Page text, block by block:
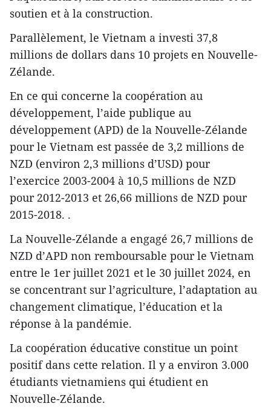
soutien et à la construction.
Parallèlement, le Vietnam a investi 37,8
millions de dollars dans 10 projets en Nouvelle-
Zélande.
En ce qui concerne la coopération au
développement, l’aide publique au
développement (APD) de la Nouvelle-Zélande
pour le Vietnam est passée de 3,2 millions de
NZD (environ 2,3 millions d’USD) pour
l’exercice 2003-2004 à 10,5 millions de NZD
pour 2012-2013 et 26,66 millions de NZD pour
2015-2018. .
La Nouvelle-Zélande a engagé 26,7 millions de
NZD d’APD non remboursable pour le Vietnam
entre le 1er juillet 2021 et le 30 juillet 2024, en
se concentrant sur l’agriculture, l’adaptation au
changement climatique, l’éducation et la
réponse à la pandémie.
La coopération éducative constitue un point
positif dans cette relation. Il y a environ 3.000
étudiants vietnamiens qui étudient en
Nouvelle-Zélande.